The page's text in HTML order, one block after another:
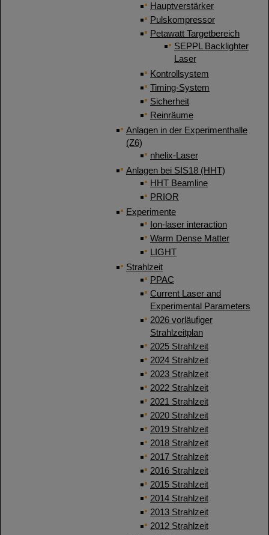
Hauptverstärker
Pulskompressor
Petawatt Targetbereich
SEPPL Backlighter
Laser
Kontrollsystem
Timing-System
Sicherheit
Reinräume
Anlagen in der Experimenthalle
(Z6)
nhelix-Laser
Anlagen bei SIS18 (HHT)
HHT Beamline
PRIOR
Experimente
Ion-laser interaction
Warm Dense Matter
LIGHT
Strahlzeit
PPAC
Current Laser and
Experimental Parameters
2026 vorläufiger
Strahlzeitplan
2025 Strahlzeit
2024 Strahlzeit
2023 Strahlzeit
2022 Strahlzeit
2021 Strahlzeit
2020 Strahlzeit
2019 Strahlzeit
2018 Strahlzeit
2017 Strahlzeit
2016 Strahlzeit
2015 Strahlzeit
2014 Strahlzeit
2013 Strahlzeit
2012 Strahlzeit